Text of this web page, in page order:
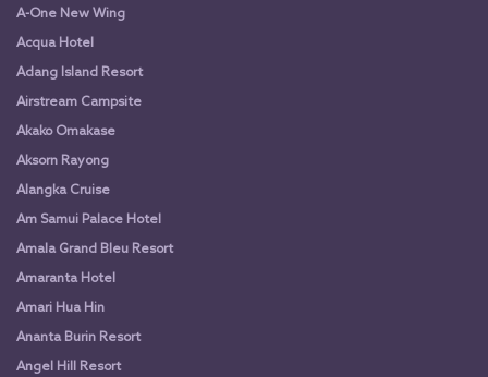
A-One New Wing
Acqua Hotel
Adang Island Resort
Airstream Campsite
Akako Omakase
Aksorn Rayong
Alangka Cruise
Am Samui Palace Hotel
Amala Grand Bleu Resort
Amaranta Hotel
Amari Hua Hin
Ananta Burin Resort
Angel Hill Resort